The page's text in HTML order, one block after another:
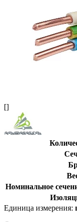
[]
Номинальное
Единица измерения: